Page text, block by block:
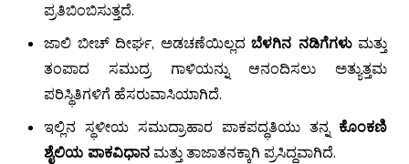
ಪ್ರತಿಬಿಂಬಿಸುತ್ತದೆ.
ಜಾಲಿ ಬೀಚ್ ದೀರ್ಘ, ಅಡಚಣೆಯಿಲ್ಲದ ಬೆಳಗಿನ ನಡಿಗೆಗಳುಮತ್ತು
ತಂಪಾದ ಸಮುದ್ರ ಗಾಳಿಯನ್ನು ಆನಂದಿಸಲು ಅತ್ಯುತ್ತಮ
ಪರಿಸ್ಥಿತಿಗಳಿಗೆ ಹೆಸರುವಾಸಿಯಾಗಿದೆ.
ಇಲ್ಲಿನ ಸ್ಥಳೀಯ ಸಮುದ್ರಾಹಾರ ಪಾಕಪದ್ಧತಿಯು ತನ್ನ ಕೊಂಕಣಿ
ಶೈಲಿಯ ಪಾಕವಿಧಾನಮತ್ತು ತಾಜಾತನಕ್ಕಾಗಿ ಪ್ರಸಿದ್ಧವಾಗಿದೆ.